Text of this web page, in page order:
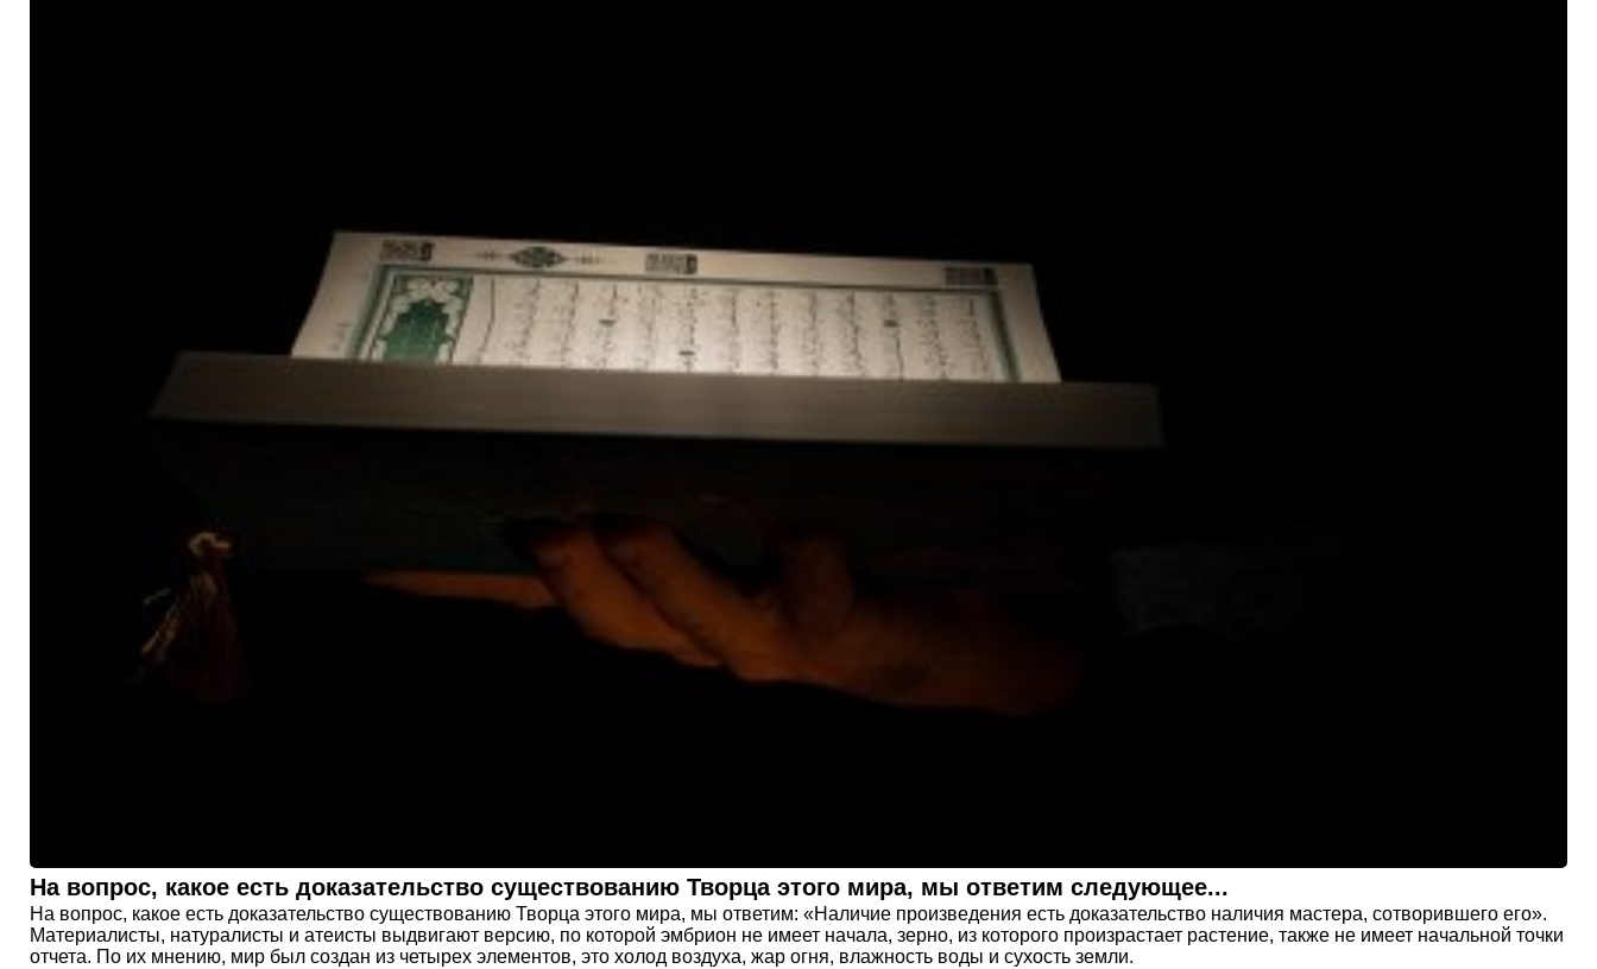
На вопрос, какое есть доказательство существованию Творца этого мира, мы ответим следующее...
На вопрос, какое есть доказательство существованию Творца этого мира, мы ответим: «Наличие произведения есть доказательство наличия мастера, сотворившего его».
Материалисты, натуралисты и атеисты выдвигают версию, по которой эмбрион не имеет начала, зерно, из которого произрастает растение, также не имеет начальной точки
отчета. По их мнению, мир был создан из четырех элементов, это холод воздуха, жар огня, влажность воды и сухость земли.